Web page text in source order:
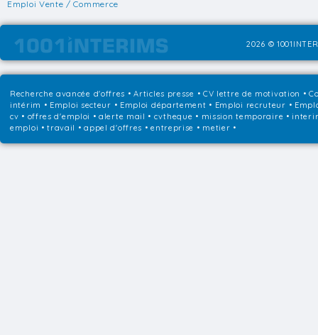
Emploi Vente / Commerce
2026 ©
Recherche avancée d'offres •Articles presse • CV lettre de motivation •
intérim • Emploi secteur • Emploi département • Emploi recruteur •
cv • offres d'emploi • alerte mail • cvtheque • mission temporaire •
emploi • travail • appel d'offres • entreprise • metier •